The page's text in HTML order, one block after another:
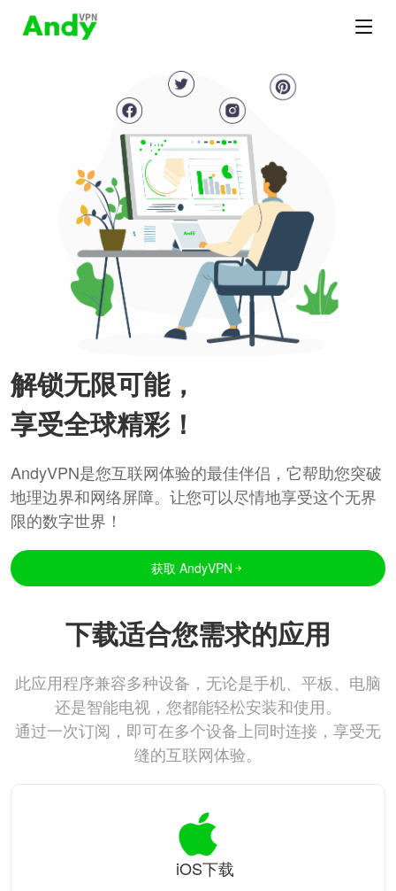
解锁无限可能，
享受全球精彩！
AndyVPN是您互联网体验的最佳伴侣，它帮助您突破
地理边界和网络屏障。让您可以尽情地享受这个无界
限的数字世界！
获取 AndyVPN
下载适合您需求的应用
此应用程序兼容多种设备，无论是手机、平板、电脑
还是智能电视，您都能轻松安装和使用。
通过一次订阅，即可在多个设备上同时连接，享受无
缝的互联网体验。
iOS下载